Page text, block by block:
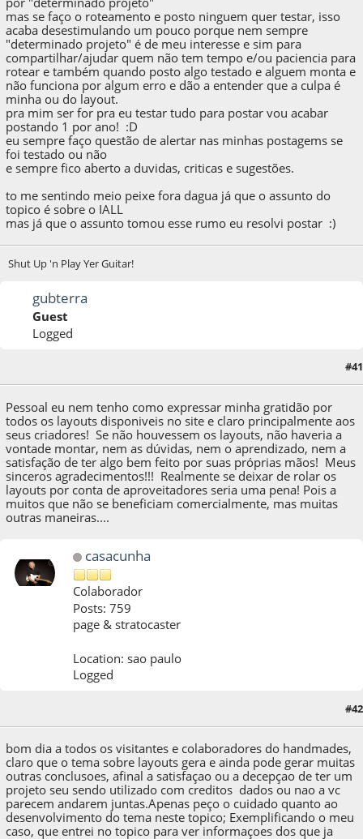
mas se faço o roteamento e posto ninguem quer testar, isso
acaba desestimulando um pouco porque nem sempre
"determinado projeto" é de meu interesse e sim para
compartilhar/ajudar quem não tem tempo e/ou paciencia para
rotear e também quando posto algo testado e alguem monta e
não funciona por algum erro e dão a entender que a culpa é
minha ou do layout.
pra mim ser for pra eu testar tudo para postar vou acabar
postando 1 por ano! :D
eu sempre faço questão de alertar nas minhas postagems se
foi testado ou não
e sempre fico aberto a duvidas, criticas e sugestões.
to me sentindo meio peixe fora dagua já que o assunto do
topico é sobre o IALL
mas já que o assunto tomou esse rumo eu resolvi postar :)
Shut Up 'n Play Yer Guitar!
gubterra
Guest
Logged
#41
Pessoal eu nem tenho como expressar minha gratidão por
todos os layouts disponiveis no site e claro principalmente aos
seus criadores! Se não houvessem os layouts, não haveria a
vontade montar, nem as dúvidas, nem o aprendizado, nem a
satisfação de ter algo bem feito por suas próprias mãos! Meus
sinceros agradecimentos!!! Realmente se deixar de rolar os
layouts por conta de aproveitadores seria uma pena! Pois a
muitos que não se beneficiam comercialmente, mas muitas
outras maneiras....
casacunha
Colaborador
Posts: 759
page & stratocaster
Location: sao paulo
Logged
#42
bom dia a todos os visitantes e colaboradores do handmades,
claro que o tema sobre layouts gera e ainda pode gerar muitas
outras conclusoes, afinal a satisfaçao ou a decepçao de ter um
projeto seu sendo utilizado com creditos dados ou nao a vc
parecem andarem juntas.Apenas peço o cuidado quanto ao
desenvolvimento do tema neste topico; Exemplificando o meu
caso, que entrei no topico para ver informaçoes dos que ja